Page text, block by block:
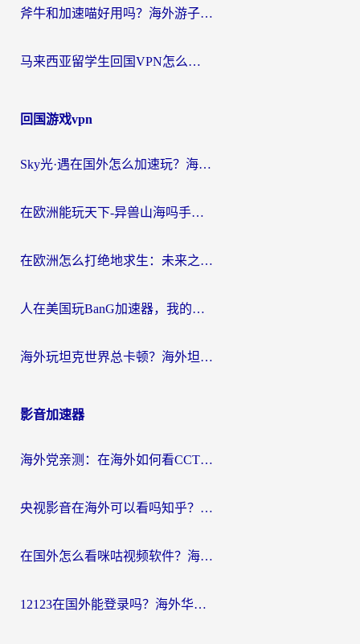
斧牛和加速喵好用吗？海外游子的真实选择困境
马来西亚留学生回国VPN怎么选？3个避坑点+1款实测好用的加速器推荐
回国游戏vpn
Sky光·遇在国外怎么加速玩？海外党亲测有效的国服游戏加速指南
在欧洲能玩天下-异兽山海吗手游？海外玩家的加速器生存指南
在欧洲怎么打绝地求生：未来之役不卡？留学生亲测的加速器避坑指南
人在美国玩BanG加速器，我的延迟终于绿了
海外玩坦克世界总卡顿？海外坦克世界加速器有哪些？实测好用的选择在这里
影音加速器
海外党亲测：在海外如何看CCTV？告别“仅限大陆播放”的实用指南
央视影音在海外可以看吗知乎？留学生亲测：3步解决地域限制+追剧自由
在国外怎么看咪咕视频软件？海外党亲测有效的回国加速方案
12123在国外能登录吗？海外华人必看的回国加速实用指南